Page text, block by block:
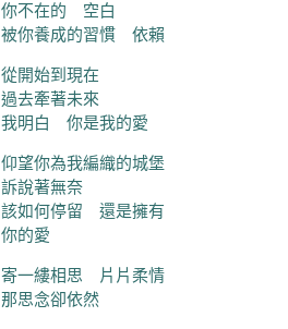
你不在的 空白
被你養成的習慣 依賴
從開始到現在
過去牽著未來
我明白 你是我的愛
仰望你為我編織的城堡
訴說著無奈
該如何停留 還是擁有
你的愛
寄一縷相思 片片柔情
那思念卻依然